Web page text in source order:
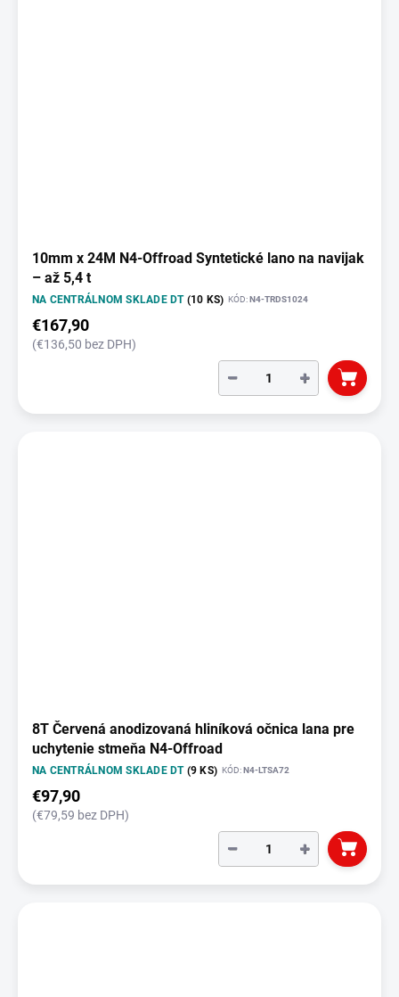
10mm x 24M N4-Offroad Syntetické lano na navijak
– až 5,4 t
NA CENTRÁLNOM SKLADE DT (10 KS) KÓD:N4-TRDS1024
€167,90
(€136,50 bez DPH)
+
−
8T Červená anodizovaná hliníková očnica lana pre
uchytenie stmeňa N4-Offroad
NA CENTRÁLNOM SKLADE DT (9 KS) KÓD:N4-LTSA72
€97,90
(€79,59 bez DPH)
+
−